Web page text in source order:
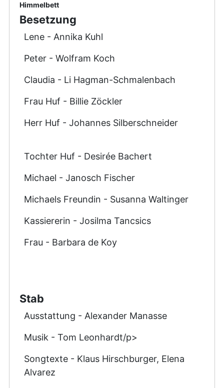
Himmelbett
Besetzung
Lene - Annika Kuhl
Peter - Wolfram Koch
Claudia - Li Hagman-Schmalenbach
Frau Huf - Billie Zöckler
Herr Huf - Johannes Silberschneider
Tochter Huf - Desirée Bachert
Michael - Janosch Fischer
Michaels Freundin - Susanna Waltinger
Kassiererin - Josilma Tancsics
Frau - Barbara de Koy
Stab
Ausstattung - Alexander Manasse
Musik - Tom Leonhardt/p>
Songtexte - Klaus Hirschburger, Elena
Alvarez